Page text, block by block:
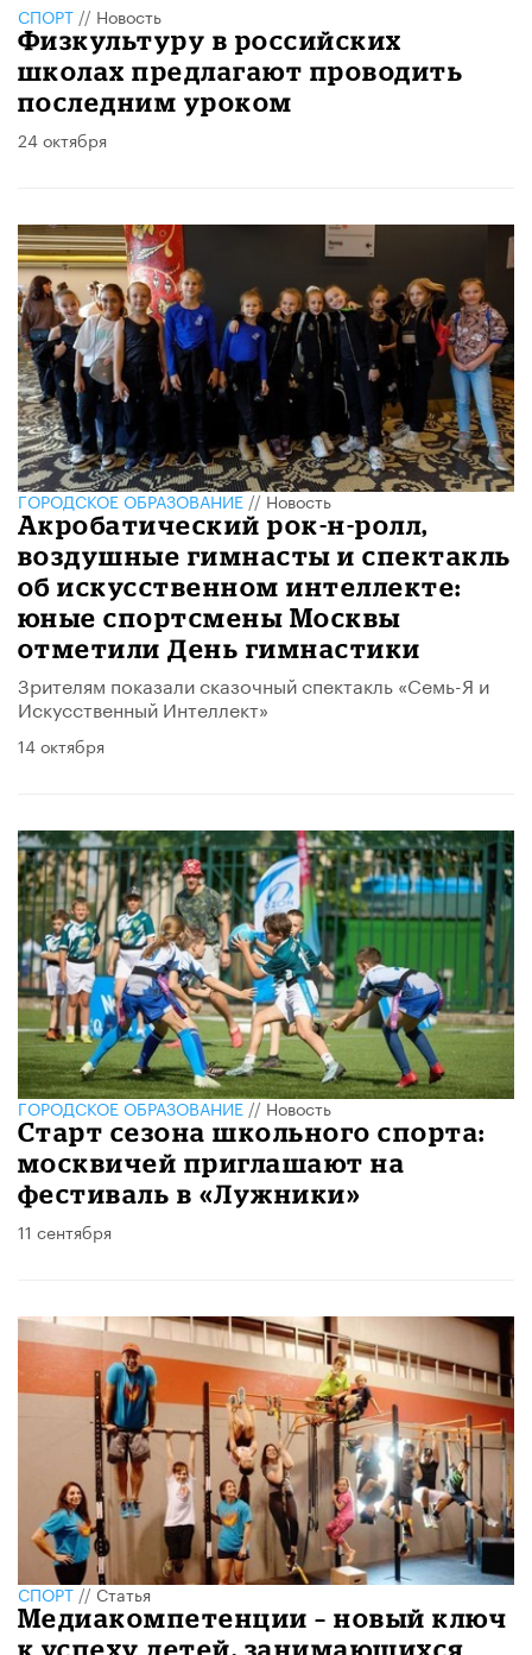
СПОРТ // Новость
Физкультуру в российских
школах предлагают проводить
последним уроком
24 октября
ГОРОДСКОЕ ОБРАЗОВАНИЕ//Новость
Акробатический рок-н-ролл,
воздушные гимнасты и спектакль
об искусственном интеллекте:
юные спортсмены Москвы
отметили День гимнастики
Зрителям показали сказочный спектакль «Семь-Я и
Искусственный Интеллект»
14 октября
ГОРОДСКОЕ ОБРАЗОВАНИЕ//Новость
Старт сезона школьного спорта:
москвичей приглашают на
фестиваль в «Лужники»
11 сентября
СПОРТ//Статья
Медиакомпетенции – новый ключ
к успеху детей, занимающихся